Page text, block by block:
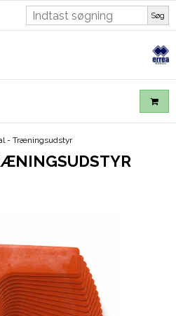
Søg
- Træningsudstyr